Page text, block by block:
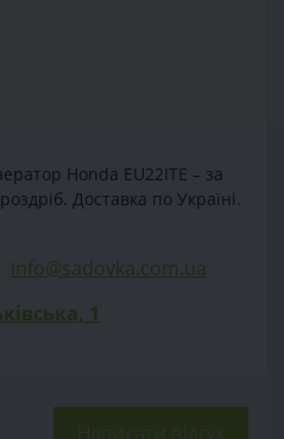
Honda EU22ITE – за
Доставка по Україні.
info@sadovka.com.ua
1
Написати відгук